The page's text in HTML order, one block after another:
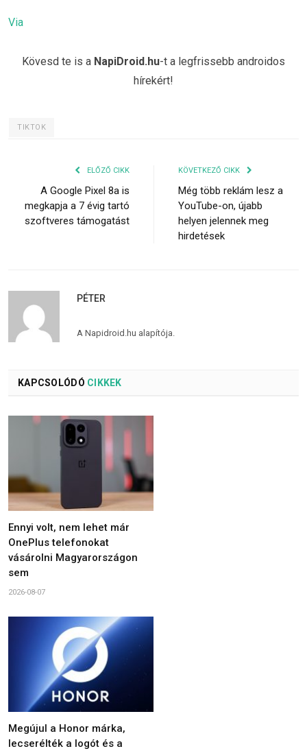
Via
Kövesd te is a NapiDroid.hu-t a legfrissebb androidos
hírekért!
TIKTOK
ELŐZŐ CIKK
A Google Pixel 8a is
megkapja a 7 évig tartó
szoftveres támogatást
KÖVETKEZŐ CIKK
Még több reklám lesz a
YouTube-on, újabb
helyen jelennek meg
hirdetések
PÉTER
A Napidroid.hu alapítója.
KAPCSOLÓDÓ CIKKEK
Ennyi volt, nem lehet már
OnePlus telefonokat
vásárolni Magyarországon
sem
2026-08-07
Megújul a Honor márka,
lecserélték a logót és a